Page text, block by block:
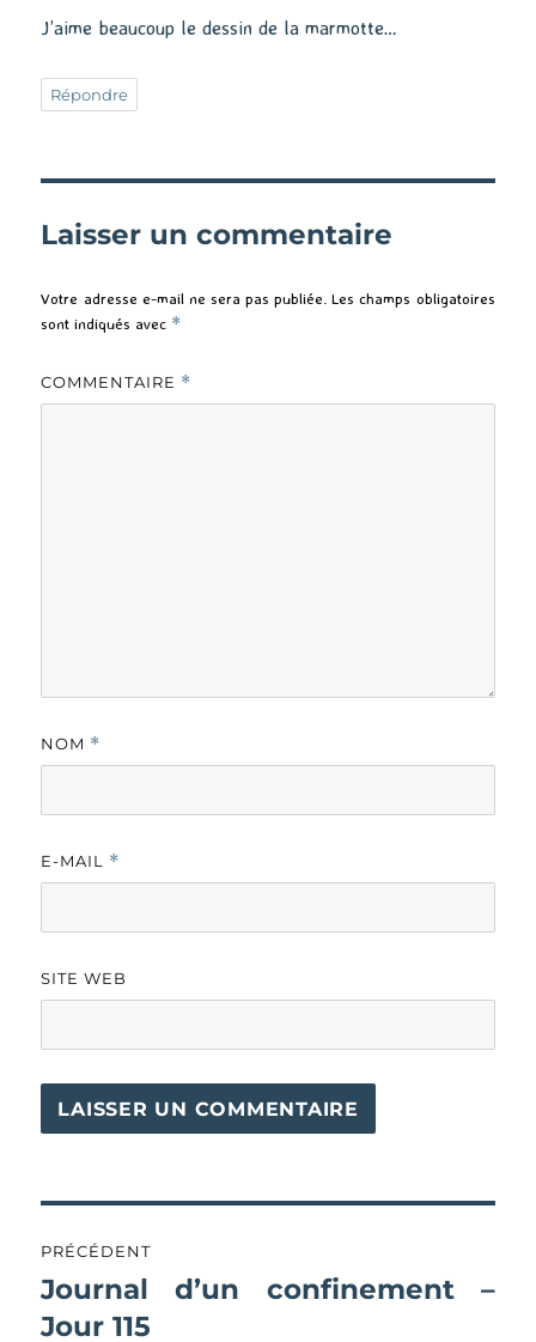
J’aime beaucoup le dessin de la marmotte…
Répondre
Laisser un commentaire
Votre adresse e-mail ne sera pas publiée. Les champs obligatoires
sont indiqués avec *
COMMENTAIRE *
NOM *
E-MAIL *
SITE WEB
de
l’article
PRÉCÉDENT
Publication
précédente :
Journal d’un confinement –
Jour 115